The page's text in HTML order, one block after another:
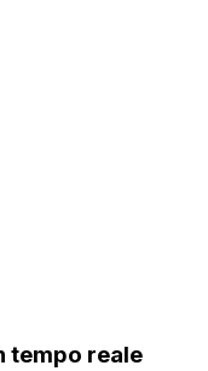
tempo reale